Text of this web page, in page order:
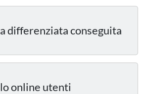
differenziata conseguita
online utenti